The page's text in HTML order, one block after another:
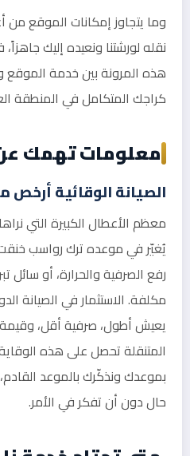
وما يتجاوز إمكانات الموقع من
نقله لورشتنا ونعيده إليك
هذه المرونة بين خدمة الموقع
كراجك المتكامل في المنطقة
معلومات تهمك
الصيانة الوقائية أرخص
معظم الأعطال الكبيرة التي
يُغيّر في موعده ترك رواسب
رفع الصرفية والحرارة، أو
مكلفة. الاستثمار في الصيانة
يعيش أطول، صرفية أقل، وقيمة
المتنقلة تحصل على هذه
بموعدك ونذكّرك بالموعد
حال دون أن تفكر في الأمر.